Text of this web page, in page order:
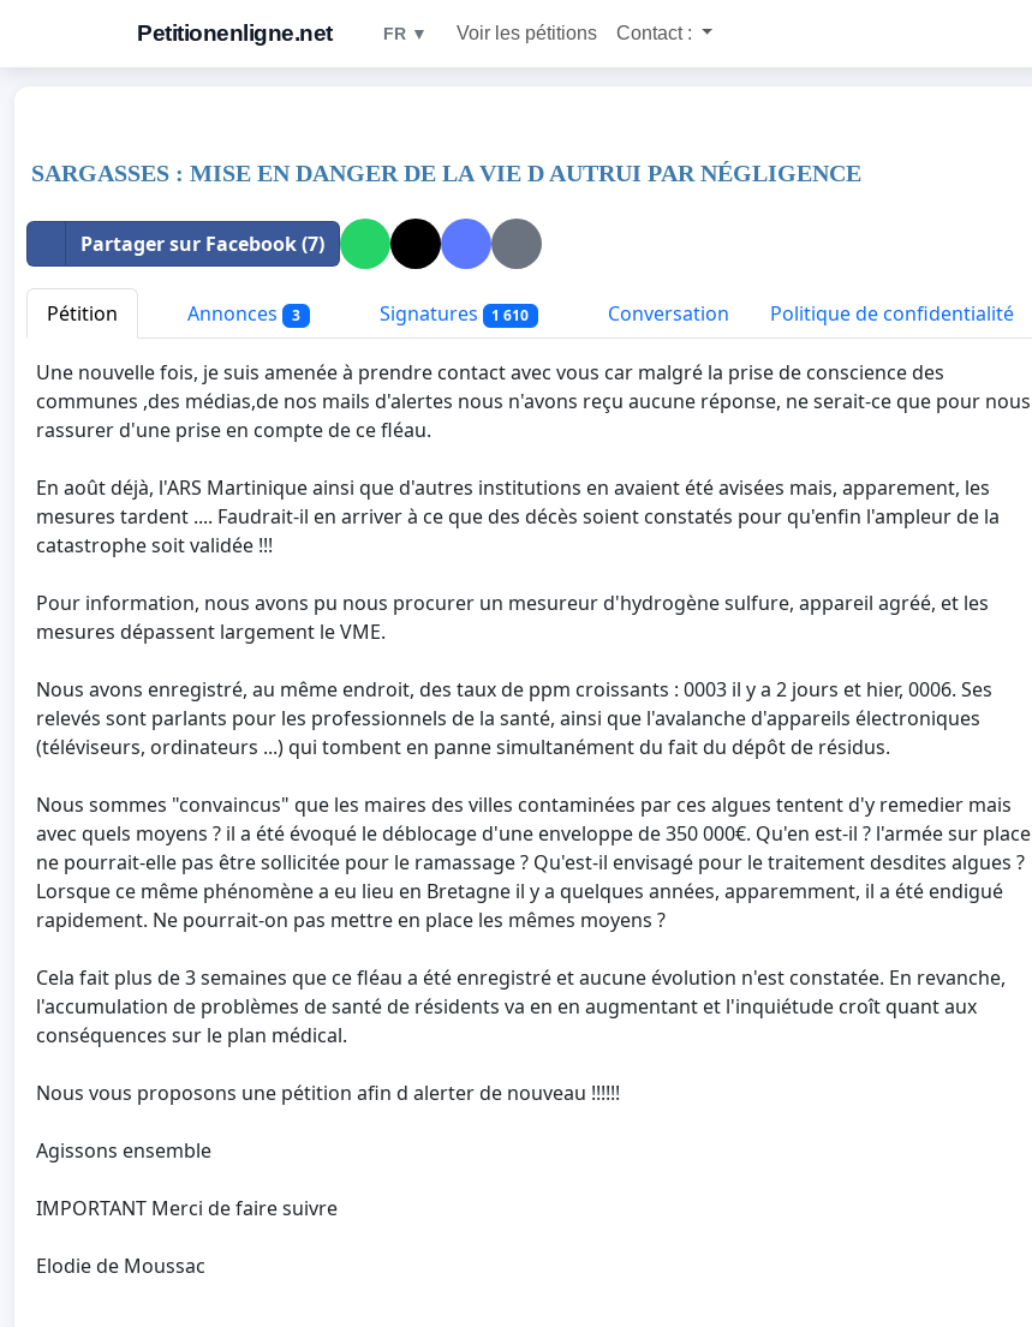
Petitionenligne.net FR ▼ Voir les pétitions Contact :
SARGASSES : MISE EN DANGER DE LA VIE D AUTRUI PAR NÉGLIGENCE
Partager sur Facebook (7)
Pétition Annonces 3 Signatures 1 610 Conversation Politique de confidentialité
Une nouvelle fois, je suis amenée à prendre contact avec vous car malgré la prise de conscience des
communes ,des médias,de nos mails d'alertes nous n'avons reçu aucune réponse, ne serait-ce que pour nous
rassurer d'une prise en compte de ce fléau.
En août déjà, l'ARS Martinique ainsi que d'autres institutions en avaient été avisées mais, apparement, les
mesures tardent .... Faudrait-il en arriver à ce que des décès soient constatés pour qu'enfin l'ampleur de la
catastrophe soit validée !!!
Pour information, nous avons pu nous procurer un mesureur d'hydrogène sulfure, appareil agréé, et les
mesures dépassent largement le VME.
Nous avons enregistré, au même endroit, des taux de ppm croissants : 0003 il y a 2 jours et hier, 0006. Ses
relevés sont parlants pour les professionnels de la santé, ainsi que l'avalanche d'appareils électroniques
(téléviseurs, ordinateurs ...) qui tombent en panne simultanément du fait du dépôt de résidus.
Nous sommes "convaincus" que les maires des villes contaminées par ces algues tentent d'y remedier mais
avec quels moyens ? il a été évoqué le déblocage d'une enveloppe de 350 000€. Qu'en est-il ? l'armée sur place
ne pourrait-elle pas être sollicitée pour le ramassage ? Qu'est-il envisagé pour le traitement desdites algues ?
Lorsque ce même phénomène a eu lieu en Bretagne il y a quelques années, apparemment, il a été endigué
rapidement. Ne pourrait-on pas mettre en place les mêmes moyens ?
Cela fait plus de 3 semaines que ce fléau a été enregistré et aucune évolution n'est constatée. En revanche,
l'accumulation de problèmes de santé de résidents va en en augmentant et l'inquiétude croît quant aux
conséquences sur le plan médical.
Nous vous proposons une pétition afin d alerter de nouveau !!!!!!
Agissons ensemble
IMPORTANT Merci de faire suivre
Elodie de Moussac